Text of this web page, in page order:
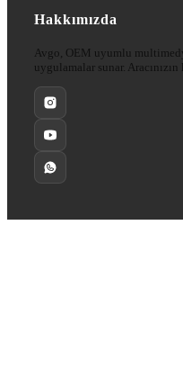
Hakkımızda
Avgo, OEM uyumlu
uygulamalar sunar.